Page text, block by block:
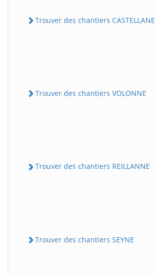
Trouver des chantiers CASTELLANE
Trouver des chantiers VOLONNE
Trouver des chantiers REILLANNE
Trouver des chantiers SEYNE